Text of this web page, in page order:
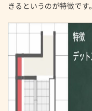
きるというのが特徴です。